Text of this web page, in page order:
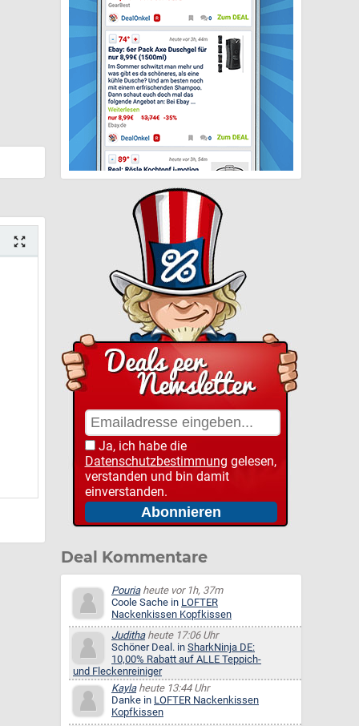
Ja, ich habe die
Datenschutzbestimmung gelesen,
verstanden und bin damit
einverstanden.
Deal Kommentare
Pouriaheute vor 1h, 37m
Coole Sache in LOFTER
Nackenkissen Kopfkissen
Judithaheute 17:06 Uhr
Schöner Deal. in SharkNinja DE:
10,00% Rabatt auf ALLE Teppich-
und Fleckenreiniger
Kaylaheute 13:44 Uhr
Danke in LOFTER Nackenkissen
Kopfkissen